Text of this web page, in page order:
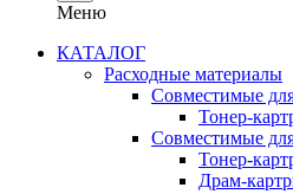
Меню
КАТАЛОГ
Расходные материалы
Совместимые
Тонер-
Совместимые
Тонер-
Драм-